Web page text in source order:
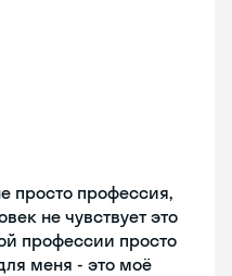
просто профессия,
не чувствует это
профессии просто
меня - это моё